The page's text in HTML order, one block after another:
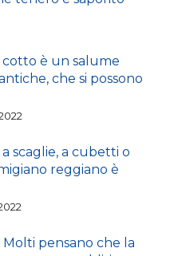
è un salume
che si possono
scaglie, a cubetti o
reggiano è
Molti pensano che la